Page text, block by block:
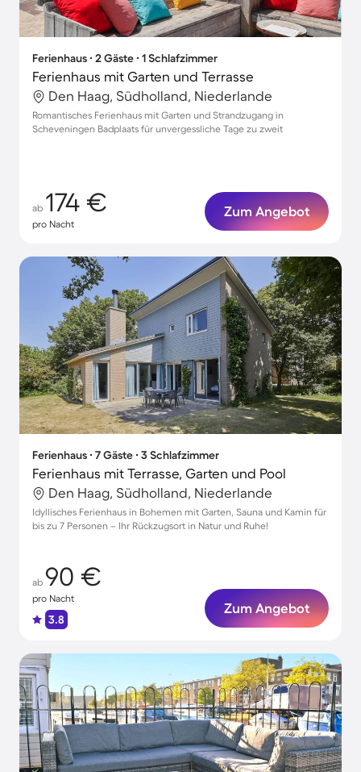
Ferienhaus ∙ 2 Gäste ∙ 1 Schlafzimmer
Ferienhaus mit Garten und Terrasse
Den Haag, Südholland, Niederlande
Romantisches Ferienhaus mit Garten und Strandzugang in
Scheveningen Badplaats für unvergessliche Tage zu zweit
ab 174 €
pro Nacht
Zum Angebot
Ferienhaus ∙ 7 Gäste ∙ 3 Schlafzimmer
Ferienhaus mit Terrasse, Garten und Pool
Den Haag, Südholland, Niederlande
Idyllisches Ferienhaus in Bohemen mit Garten, Sauna und Kamin für
bis zu 7 Personen – Ihr Rückzugsort in Natur und Ruhe!
ab 90 €
pro Nacht
3.8
Zum Angebot